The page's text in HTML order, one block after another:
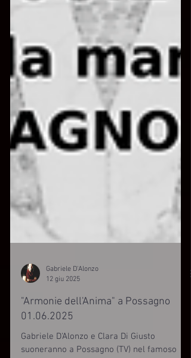
12 giu 2025
"Armonie dell'Anima" a Possagno
01.06.2025
Gabriele D'Alonzo e Clara Di Giusto